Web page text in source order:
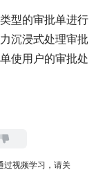
型的审批单进行
沉浸式处理审批
使用户的审批处
过视频学习，请关